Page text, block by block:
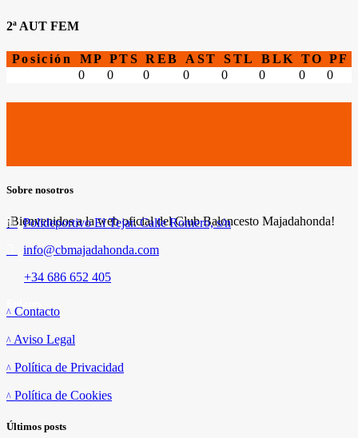
2ª AUT FEM
Posición MP PTS REB AST STL BLK TO PF
0
0 0 0 0 0 0 0
Sobre nosotros
¡Bienvenidos a la web oficial del Club Baloncesto Majadahonda!
Polideportivo El Tejar. Calle Romero, s/n
info@cbmajadahonda.com
+34 686 652 405
Contacto
Aviso Legal
Política de Privacidad
Política de Cookies
Últimos posts